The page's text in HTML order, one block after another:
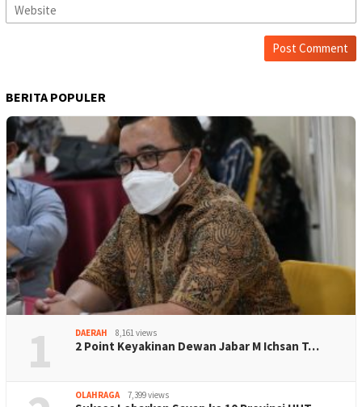
BERITA POPULER
1 DAERAH 8,161 views
2 Point Keyakinan Dewan Jabar M Ichsan T…
OLAHRAGA 7,399 views